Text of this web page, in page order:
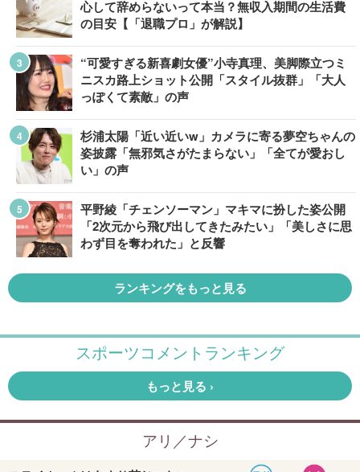
心して辞めらないって本当？無収入期間の生活費
の目安【「退職プロ」が解説】
“可愛すぎる新喜劇女優”小寺真理、美脚際立つミ
ニスカ路上ショット公開「スタイル抜群」「大人
っぽくて素敵」の声
杉浦太陽「近い近いw」カメラに寄る夢空ちゃんの
姿披露「無邪気さがたまらない」「全てが愛おし
い」の声
平野綾「チェンソーマン」マキマに扮した姿公開
「2次元から飛び出してきたみたい」「美しさに思
わず目を奪われた」と反響
ランキングをもっと見る